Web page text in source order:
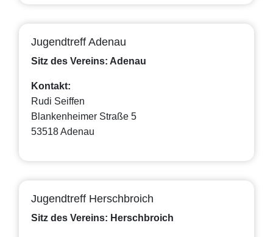
Jugendtreff Adenau
Sitz des Vereins: Adenau
Kontakt:
Rudi Seiffen
Blankenheimer Straße 5
53518 Adenau
Jugendtreff Herschbroich
Sitz des Vereins: Herschbroich